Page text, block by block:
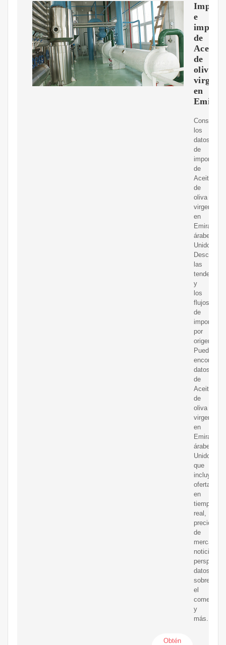
e
de
Aceite
de
oliva
virgen
en
Consulte
los
datos
de
de
Aceite
de
oliva
virgen
en
Emiratos
árabes
Unidos.
Descubra
las
tendencias
y
los
flujos
de
por
origen.
Puede
encontrar
datos
de
Aceite
de
oliva
virgen
en
Emiratos
árabes
Unidos,
que
incluyen
ofertas
en
tiempo
real,
precios
de
mercado,
noticias,
datos
sobre
el
comercio
y
más.
Obtén